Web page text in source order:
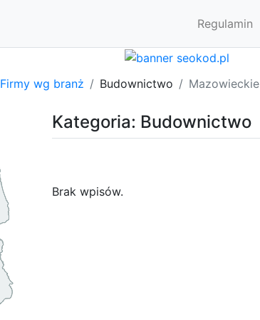
Regulamin
Firmy wg branż Budownictwo Mazowieckie
Kategoria: Budownictwo
Brak wpisów.